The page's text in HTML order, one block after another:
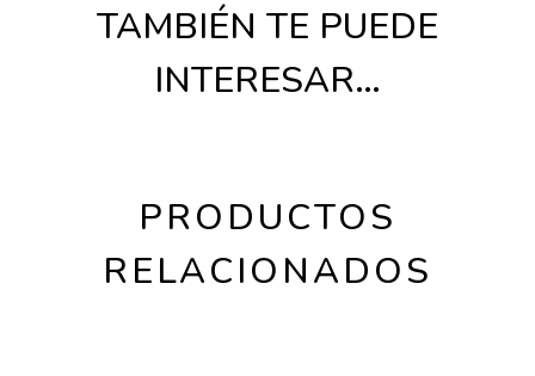
TAMBIÉN TE PUEDE
INTERESAR…
PRODUCTOS
RELACIONADOS